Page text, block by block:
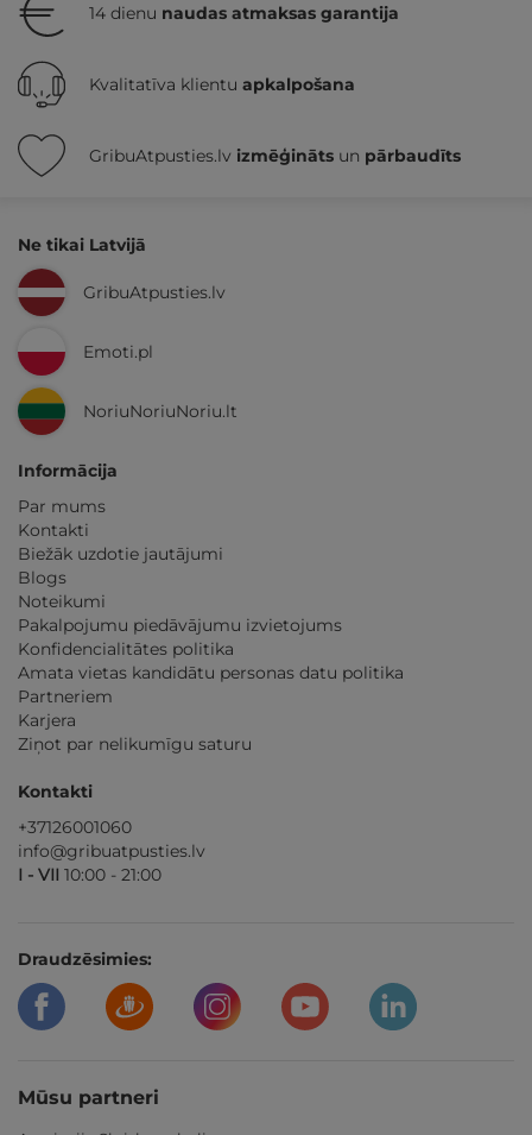
14 dienu naudas atmaksas garantija
Kvalitatīva klientu apkalpošana
GribuAtpusties.lv izmēģināts un pārbaudīts
Ne tikai Latvijā
GribuAtpusties.lv
Emoti.pl
NoriuNoriuNoriu.lt
Informācija
Par mums
Kontakti
Biežāk uzdotie jautājumi
Blogs
Noteikumi
Pakalpojumu piedāvājumu izvietojums
Konfidencialitātes politika
Amata vietas kandidātu personas datu politika
Partneriem
Karjera
Ziņot par nelikumīgu saturu
Kontakti
+37126001060
info@gribuatpusties.lv
I - VII 10:00 - 21:00
Draudzēsimies:
Mūsu partneri